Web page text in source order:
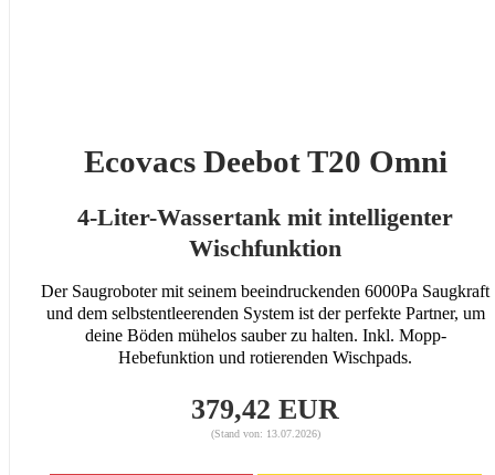
Ecovacs Deebot T20 Omni
4-Liter-Wassertank mit intelligenter
Wischfunktion
Der Saugroboter mit seinem beeindruckenden 6000Pa Saugkraft
und dem selbstentleerenden System ist der perfekte Partner, um
deine Böden mühelos sauber zu halten. Inkl. Mopp-
Hebefunktion und rotierenden Wischpads.
379,42 EUR
(Stand von: 13.07.2026)